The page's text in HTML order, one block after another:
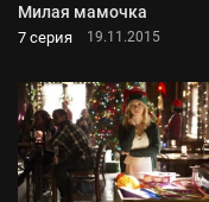
Милая мамочка
7 серия 19.11.2015